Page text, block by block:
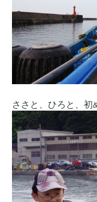
ささと、ひろと、初